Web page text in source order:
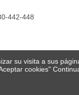
442-448
su visita a sus
cookies"